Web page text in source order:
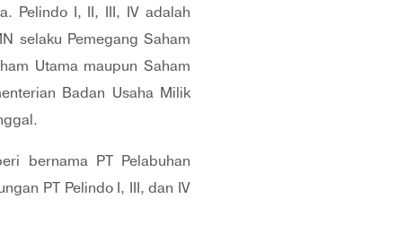
Pelindo I, II, III, IV adalah
selaku Pemegang Saham
Utama maupun Saham
Badan Usaha Milik
bernama PT Pelabuhan
PT Pelindo I, III, dan IV